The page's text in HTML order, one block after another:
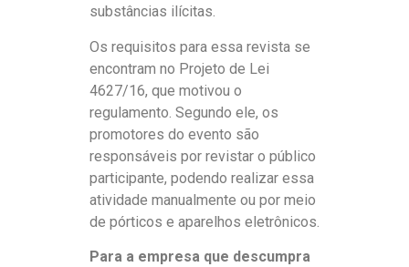
substâncias ilícitas.
Os requisitos para essa revista se
encontram no Projeto de Lei
4627/16, que motivou o
regulamento. Segundo ele, os
promotores do evento são
responsáveis por revistar o público
participante, podendo realizar essa
atividade manualmente ou por meio
de pórticos e aparelhos eletrônicos.
Para a empresa que descumpra